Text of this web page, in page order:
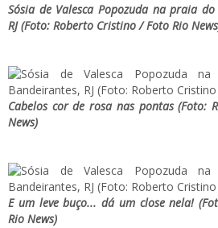
Sósia de Valesca Popozuda na praia
RJ (Foto: Roberto Cristino / Foto Rio
Cabelos cor de rosa nas pontas (Foto:
News)
E um leve buço... dá um close nela!
Rio News)